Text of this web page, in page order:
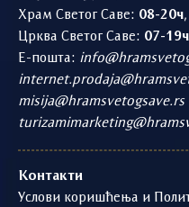
Храм Светог Саве: 08-20ч,
Црква Светог Саве: 07-19ч
Е-пошта:
misija@hramsvetogsave.rs
Контакти
Услови коришћења и